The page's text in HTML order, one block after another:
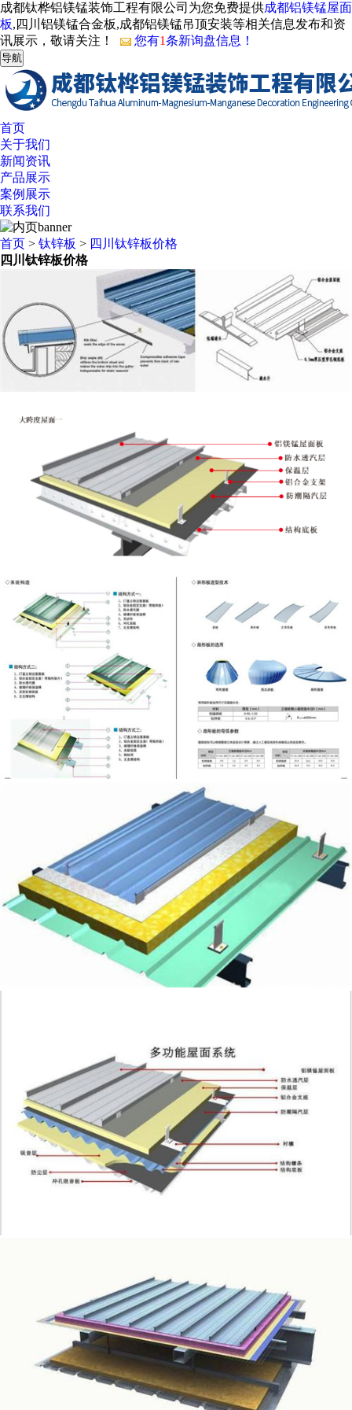
成都钛桦铝镁锰装饰工程有限公司为您免费提供成都铝镁锰屋面
板,四川铝镁锰合金板,成都铝镁锰吊顶安装等相关信息发布和资
讯展示，敬请关注！
您有1条新询盘信息！
导航
首页
关于我们
新闻资讯
产品展示
案例展示
联系我们
首页 > 钛锌板 > 四川钛锌板价格
四川钛锌板价格